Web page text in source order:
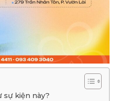
sự kiện này?